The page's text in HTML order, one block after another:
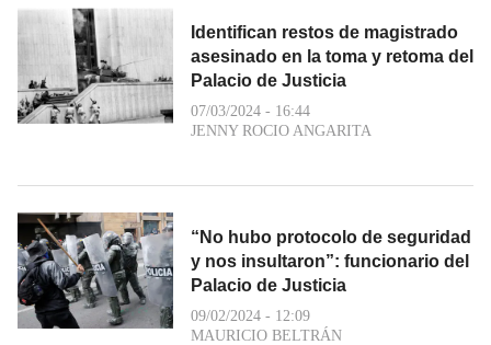
Identifican restos de magistrado
asesinado en la toma y retoma del
Palacio de Justicia
07/03/2024 - 16:44
JENNY ROCIO ANGARITA
“No hubo protocolo de seguridad
y nos insultaron”: funcionario del
Palacio de Justicia
09/02/2024 - 12:09
MAURICIO BELTRÁN